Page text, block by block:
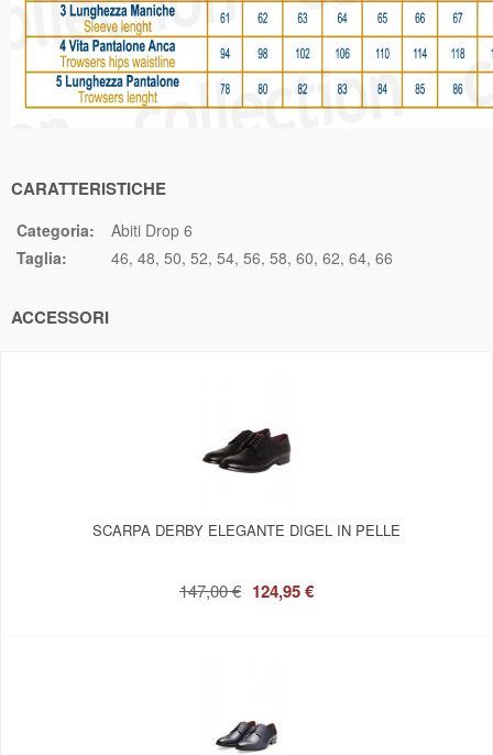
CARATTERISTICHE
Categoria:
Abiti Drop 6
Taglia:
46 48 50 52 54 56 58 60 62 64 66
ACCESSORI
SCARPA DERBY ELEGANTE DIGEL IN PELLE
147,00 € 124,95 €